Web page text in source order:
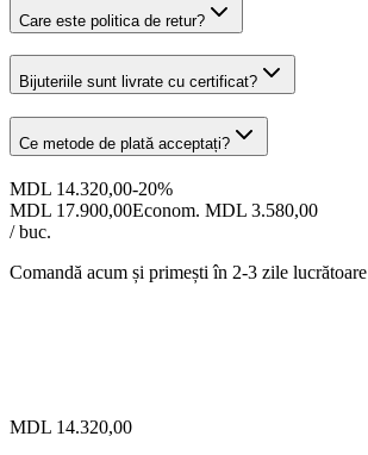
Care este politica de retur?
Bijuteriile sunt livrate cu certificat?
Ce metode de plată acceptați?
MDL 14.320,00-20%
MDL 17.900,00Econom. MDL 3.580,00
/ buc.
Comandă acum și primești în 2-3 zile lucrătoare
MDL 14.320,00